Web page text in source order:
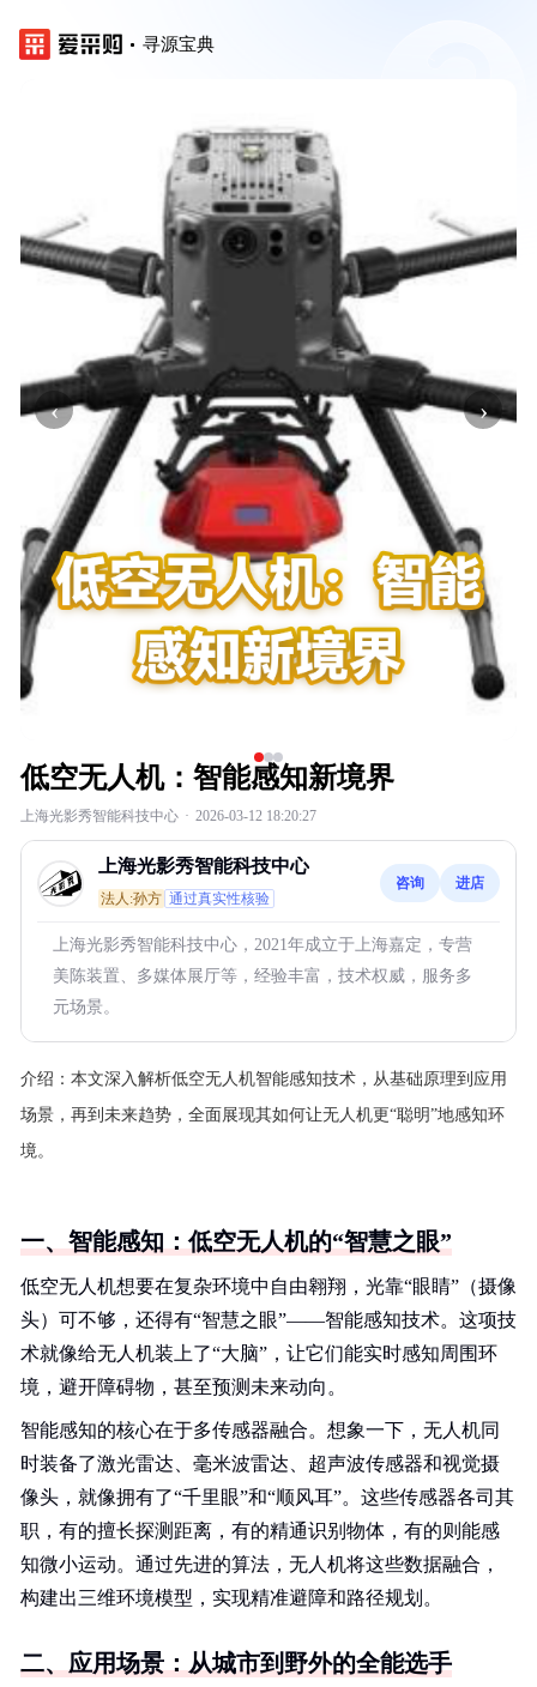
寻源宝典
‹ ›
低空无人机：智能感知新境界
上海光影秀智能科技中心 · 2026-03-12 18:20:27
上海光影秀智能科技中心
法人:孙方 通过真实性核验
咨询 进店
上海光影秀智能科技中心，2021年成立于上海嘉定，专营
美陈装置、多媒体展厅等，经验丰富，技术权威，服务多
元场景。
介绍： 本文深入解析低空无人机智能感知技术，从基础原理到应用
场景，再到未来趋势，全面展现其如何让无人机更“聪明”地感知环
境。
一、智能感知：低空无人机的“智慧之眼”
低空无人机想要在复杂环境中自由翱翔，光靠“眼睛”（摄像
头）可不够，还得有“智慧之眼”——智能感知技术。这项技
术就像给无人机装上了“大脑”，让它们能实时感知周围环
境，避开障碍物，甚至预测未来动向。
智能感知的核心在于多传感器融合。想象一下，无人机同
时装备了激光雷达、毫米波雷达、超声波传感器和视觉摄
像头，就像拥有了“千里眼”和“顺风耳”。这些传感器各司其
职，有的擅长探测距离，有的精通识别物体，有的则能感
知微小运动。通过先进的算法，无人机将这些数据融合，
构建出三维环境模型，实现精准避障和路径规划。
二、应用场景：从城市到野外的全能选手